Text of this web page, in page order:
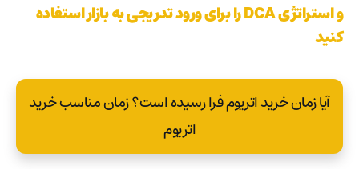
و استراتژی DCA را برای ورود تدریجی به بازار استفاده
کنید
آیا زمان خرید اتریوم فرا رسیده است؟ زمان مناسب خرید
اتریوم